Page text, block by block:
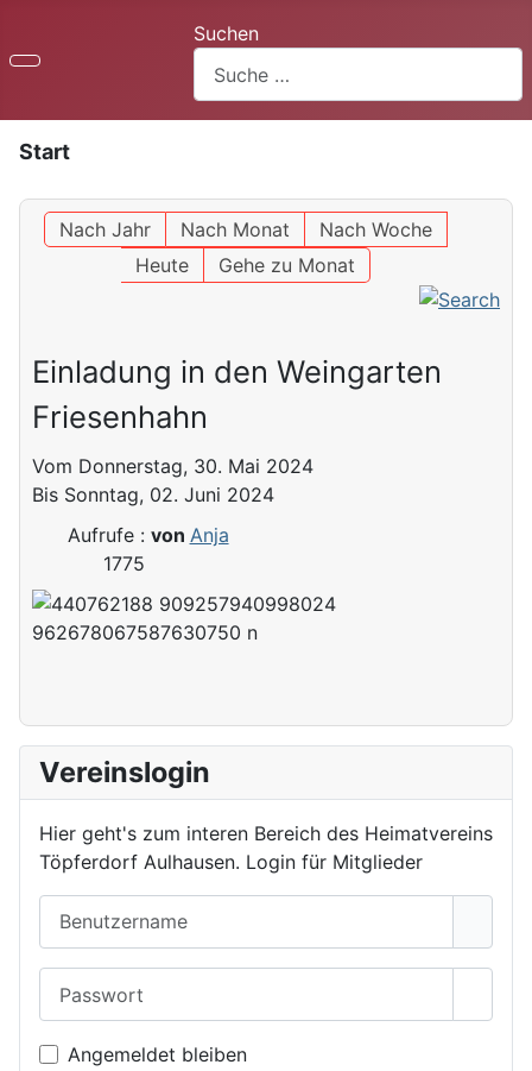
Suchen
Start
Nach Jahr Nach Monat
Nach Woche
Heute
Gehe zu Monat
Einladung in den Weingarten
Friesenhahn
Vom Donnerstag, 30. Mai 2024
Bis Sonntag, 02. Juni 2024
Aufrufe:
1775
von Anja
Vereinslogin
Hier geht's zum interen Bereich des Heimatvereins
Töpferdorf Aulhausen. Login für Mitglieder
Angemeldet bleiben